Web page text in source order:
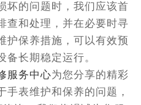
的问题时，我们应该首
查和处理，并在必要时寻
护保养措施，可以有效预
备长期稳定运行。
服务中心为您分享的精彩
手表维护和保养的问题，